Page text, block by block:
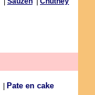
Pate en cake